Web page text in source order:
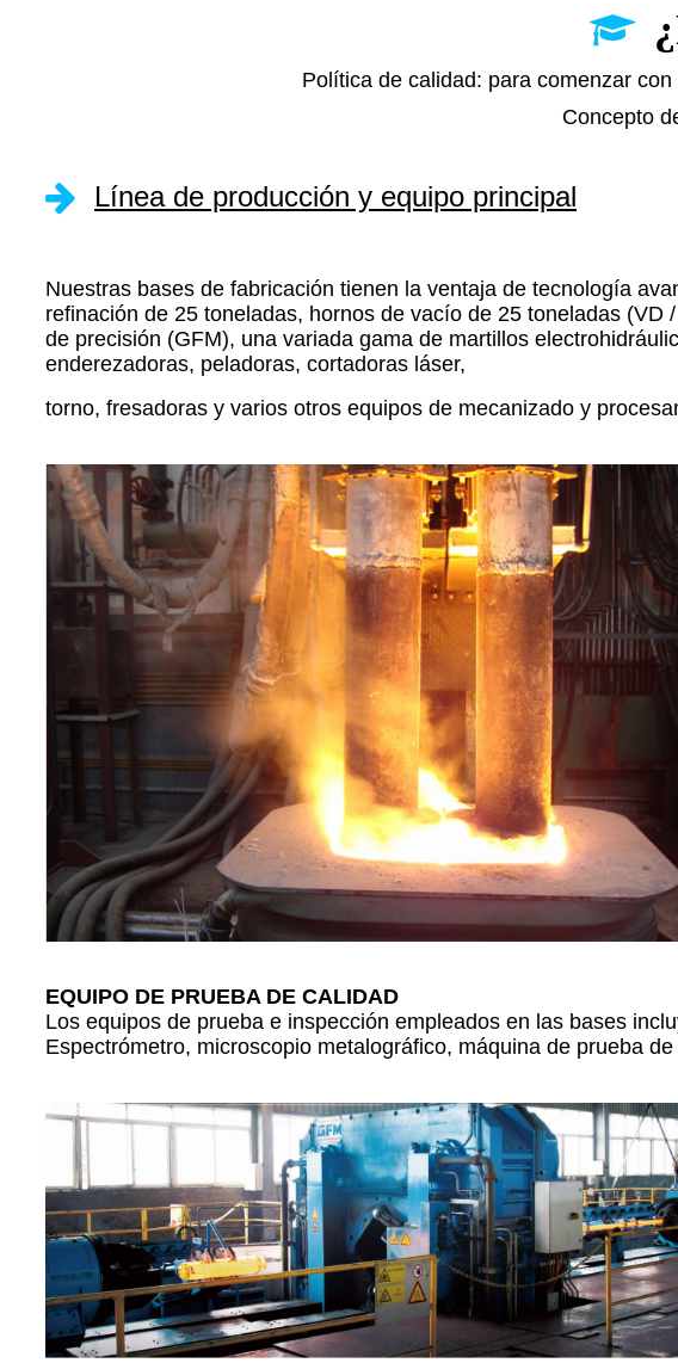
Política de calidad: para comenzar
Concepto
Línea de producción y equipo principal
Nuestras bases de fabricación tienen la ventaja de tecnología
refinación de 25 toneladas, hornos de vacío de 25 toneladas
de precisión (GFM), una variada gama de martillos
enderezadoras, peladoras, cortadoras láser,
torno, fresadoras y varios otros equipos de mecanizado y
EQUIPO DE PRUEBA DE CALIDAD
Los equipos de prueba e inspección empleados en las bases
Espectrómetro, microscopio metalográfico, máquina de prueba